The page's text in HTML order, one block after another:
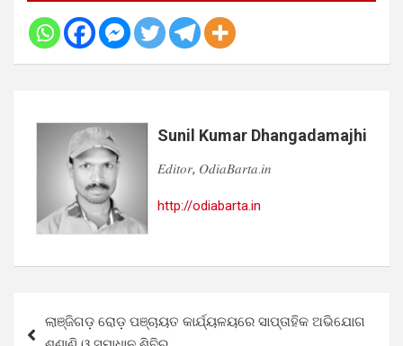
Sunil Kumar Dhangadamajhi
𝐸𝑑𝑖𝑡𝑜𝑟, 𝑂𝑑𝑖𝑎𝐵𝑎𝑟𝑡𝑎.𝑖𝑛
http://odiabarta.in
navigation
ଲାଞ୍ଜିଗଡ଼ ରୋଡ଼ ପଞ୍ଚାୟତ କାର୍ଯ୍ୟଳୟରେ ସାପ୍ତାହିକ ଅଭିଯୋଗ